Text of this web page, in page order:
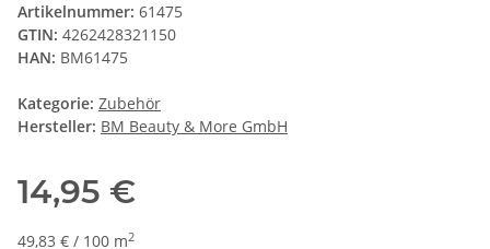
Artikelnummer: 61475
GTIN: 4262428321150
HAN: BM61475
Kategorie: Zubehör
Hersteller: BM Beauty & More GmbH
14,95 €
49,83 € / 100 m2